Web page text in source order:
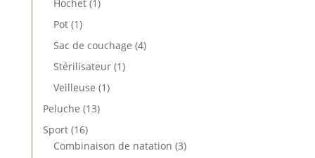
Hochet 11
Pot 11
produit
Sac de couchage 44
Stérilisateur 11
Veilleuse 11
Peluche 1313
Sport 1616
produits
Combinaison de natation 33